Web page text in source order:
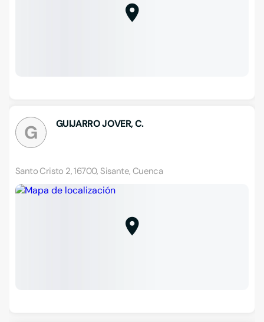
G GUIJARRO JOVER, C.
Santo Cristo 2, 16700, Sisante, Cuenca